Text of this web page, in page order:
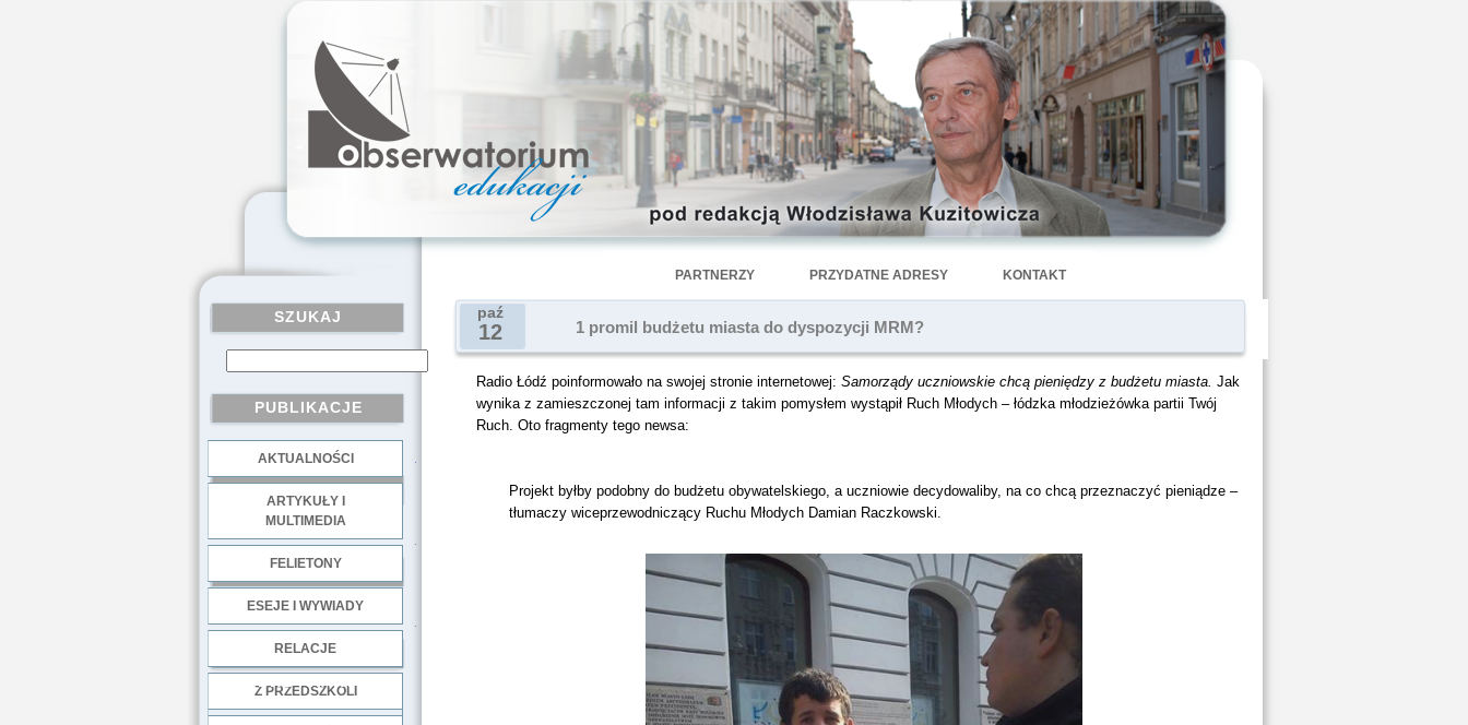
PARTNERZY PRZYDATNE ADRESY KONTAKT
SZUKAJ
PUBLIKACJE
AKTUALNOŚCI
ARTYKUŁY I
MULTIMEDIA
FELIETONY
ESEJE I WYWIADY
RELACJE
Z PRZEDSZKOLI
paź
12 1 promil budżetu miasta do dyspozycji MRM?
Radio Łódź poinformowało na swojej stronie internetowej: Samorządy uczniowskie chcą pieniędzy z budżetu miasta. Jak
wynika z zamieszczonej tam informacji z takim pomysłem wystąpił Ruch Młodych – łódzka młodzieżówka partii Twój
Ruch. Oto fragmenty tego newsa:
Projekt byłby podobny do budżetu obywatelskiego, a uczniowie decydowaliby, na co chcą przeznaczyć pieniądze –
tłumaczy wiceprzewodniczący Ruchu Młodych Damian Raczkowski.